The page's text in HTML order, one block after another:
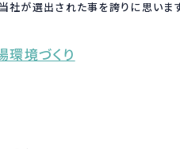
が選出された事を誇りに思います
環境づくり